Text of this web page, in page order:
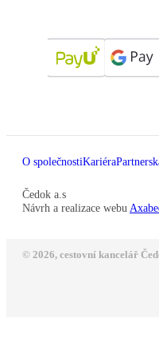
O společnostiKariéra
Čedok a.s
Návrh a realizace webu
© 2026, cestovní kancelář